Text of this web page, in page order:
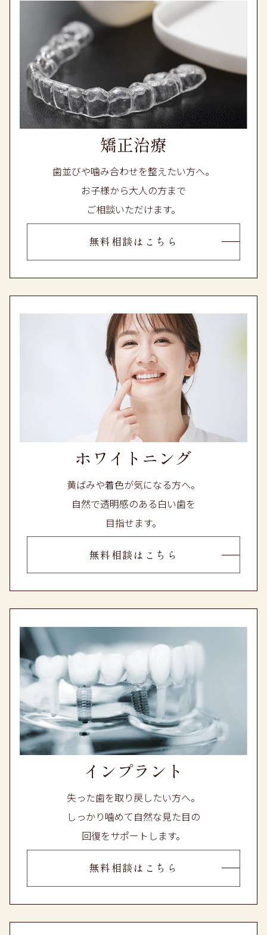
誠に勝手ながら、
6月3日(水)は午後5時までの診療とさせてい
ただきます。
6月19日(金)、20日(土)は院長学会出席のた
め、臨時休診とさせていただきます。
よろしくお願いいたします。
誠に勝手ながら、
5月13日(水)は学校歯科検診のため、臨時休
診とさせていただきます。
なお、5月14日(木)は診療いたしておりま
よろしくお願いいたします。
矯正治療
歯並びや噛み合わせを整えたい方へ。
お子様から大人の方まで
ご相談いただけます。
無料相談はこちら
ホワイトニング
黄ばみや着色が気になる方へ。
自然で透明感のある白い歯を
目指せます。
無料相談はこちら
インプラント
失った歯を取り戻したい方へ。
しっかり噛めて自然な見た目の
回復をサポートします。
無料相談はこちら